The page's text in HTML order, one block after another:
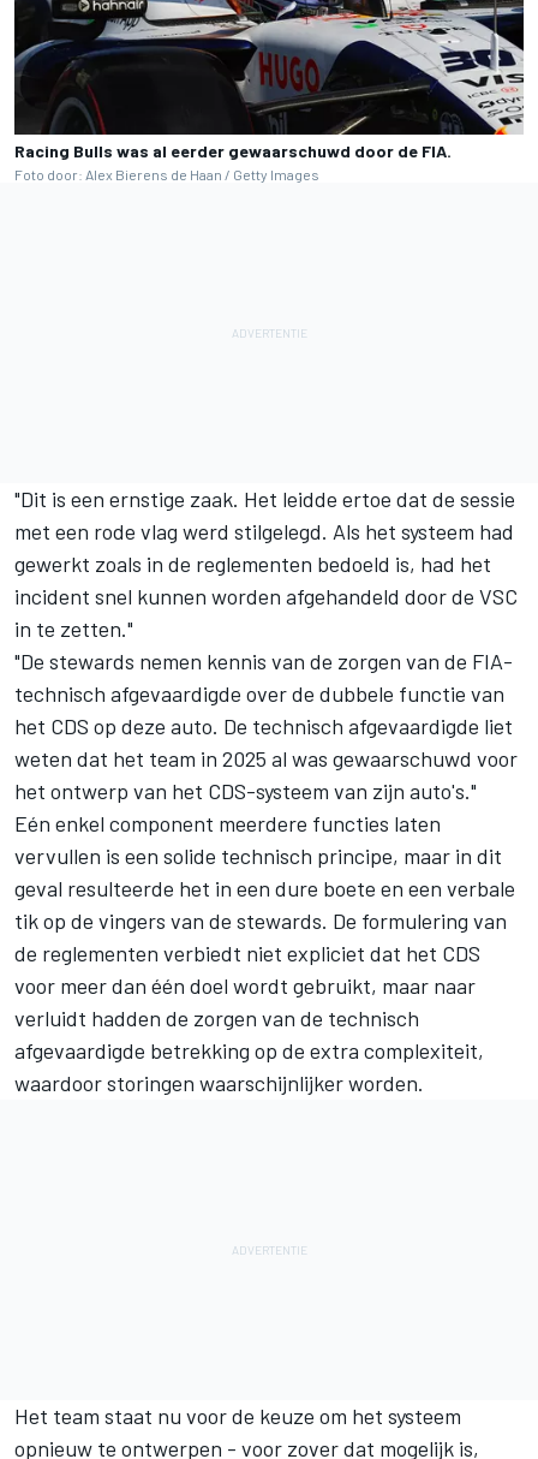
Racing Bulls was al eerder gewaarschuwd door de FIA.
Foto door: Alex Bierens de Haan / Getty Images
"Dit is een ernstige zaak. Het leidde ertoe dat de sessie
met een rode vlag werd stilgelegd. Als het systeem had
gewerkt zoals in de reglementen bedoeld is, had het
incident snel kunnen worden afgehandeld door de VSC
in te zetten."
"De stewards nemen kennis van de zorgen van de FIA-
technisch afgevaardigde over de dubbele functie van
het CDS op deze auto. De technisch afgevaardigde liet
weten dat het team in 2025 al was gewaarschuwd voor
het ontwerp van het CDS-systeem van zijn auto's."
Eén enkel component meerdere functies laten
vervullen is een solide technisch principe, maar in dit
geval resulteerde het in een dure boete en een verbale
tik op de vingers van de stewards. De formulering van
de reglementen verbiedt niet expliciet dat het CDS
voor meer dan één doel wordt gebruikt, maar naar
verluidt hadden de zorgen van de technisch
afgevaardigde betrekking op de extra complexiteit,
waardoor storingen waarschijnlijker worden.
Het team staat nu voor de keuze om het systeem
opnieuw te ontwerpen - voor zover dat mogelijk is,